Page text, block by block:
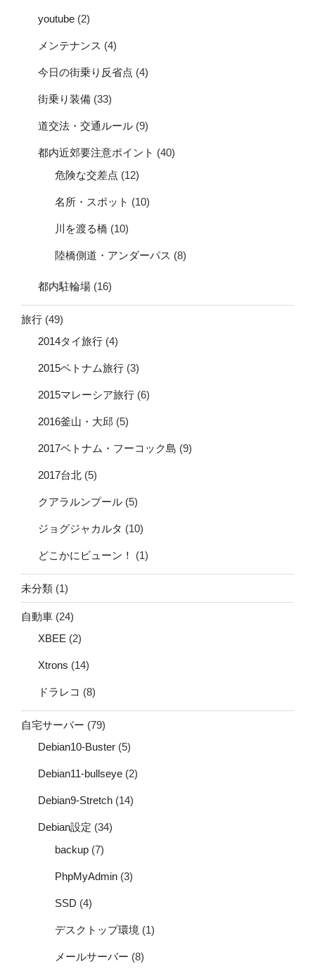
youtube (2)
メンテナンス (4)
今日の街乗り反省点 (4)
街乗り装備 (33)
道交法・交通ルール (9)
都内近郊要注意ポイント (40)
危険な交差点 (12)
名所・スポット (10)
川を渡る橋 (10)
陸橋側道・アンダーパス (8)
都内駐輪場 (16)
旅行 (49)
2014タイ旅行 (4)
2015ベトナム旅行 (3)
2015マレーシア旅行 (6)
2016釜山・大邱 (5)
2017ベトナム・フーコック島 (9)
2017台北 (5)
クアラルンプール (5)
ジョグジャカルタ (10)
どこかにビューン！ (1)
未分類 (1)
自動車 (24)
XBEE (2)
Xtrons (14)
ドラレコ (8)
自宅サーバー (79)
Debian10-Buster (5)
Debian11-bullseye (2)
Debian9-Stretch (14)
Debian設定 (34)
backup (7)
PhpMyAdmin (3)
SSD (4)
デスクトップ環境 (1)
メールサーバー (8)